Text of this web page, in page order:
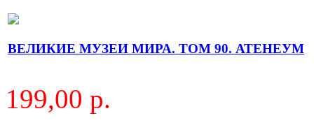
ВЕЛИКИЕ МУЗЕИ МИРА. ТОМ 90. АТЕНЕУМ
199,00 р.